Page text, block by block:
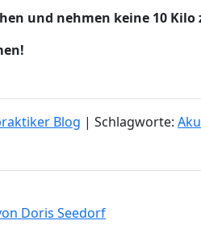
und nehmen keine 10 Kilo
Blog | Schlagworte:
Doris Seedorf